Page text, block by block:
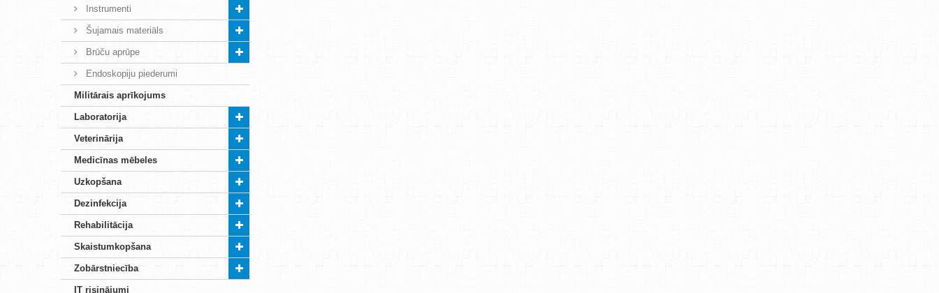
Instrumenti
Šujamais materiāls
Brūču aprūpe
Endoskopiju piederumi
Militārais aprīkojums
Laboratorija
Veterinārija
Medicīnas mēbeles
Uzkopšana
Dezinfekcija
Rehabilitācija
Skaistumkopšana
Zobārstniecība
IT risinājumi